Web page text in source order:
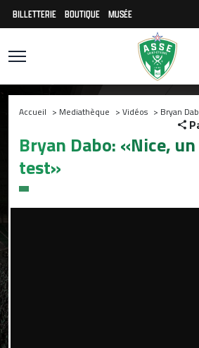
BILLETTERIE BOUTIQUE MUSÉE
Accueil > Mediathèque > Vidéos > Bryan
Bryan Dabo: «Nice,
test»